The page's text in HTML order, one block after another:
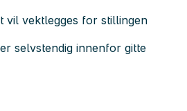
vil vektlegges for stillingen
selvstendig innenfor gitte